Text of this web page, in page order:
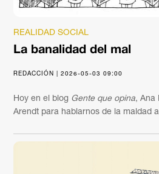
REALIDAD SOCIAL
La banalidad del mal
REDACCIÓN | 2026-05-03 09:00
Hoy en el blog Gente que opina, Ana
Arendt para hablarnos de la maldad